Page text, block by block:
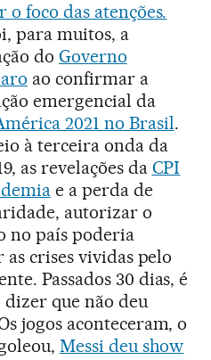
o foco das atenções.
para muitos, a
do Governo
ao confirmar a
emergencial da
2021 no Brasil.
à terceira onda da
as revelações da CPI
e a perda de
autorizar o
no país poderia
as crises vividas pelo
Passados 30 dias, é
dizer que não deu
jogos aconteceram, o
Messi deu show